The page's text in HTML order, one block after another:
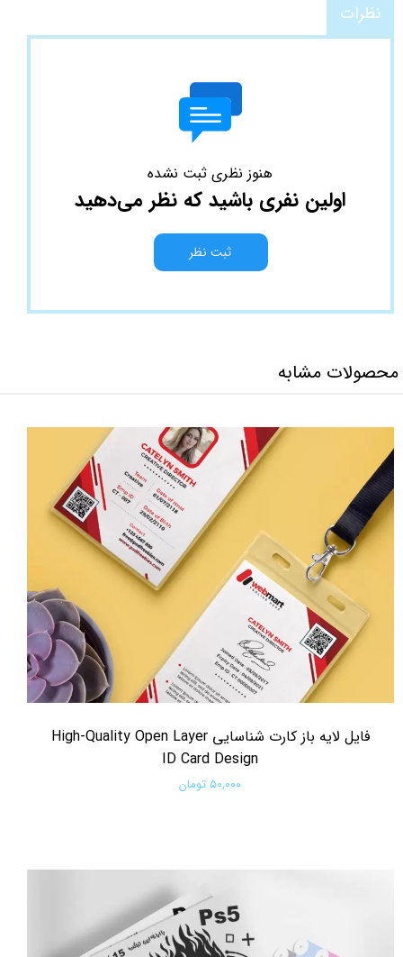
نظرات
هنوز نظری ثبت نشده
اولین نفری باشید که نظر می‌دهید
ثبت نظر
محصولات مشابه
فایل لایه باز کارت شناسایی High-Quality Open Layer
ID Card Design
۵۰,۰۰۰ تومان